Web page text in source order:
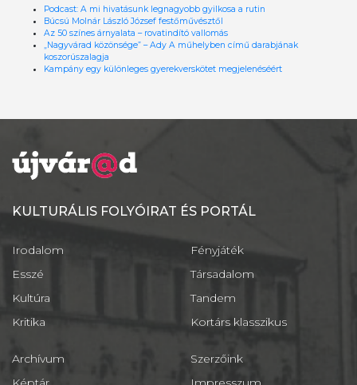
Podcast: A mi hivatásunk legnagyobb gyilkosa a rutin
Búcsú Molnár László József festőművésztől
Az 50 színes árnyalata – rovatindító vallomás
„Nagyvárad közönsége” – Ady A műhelyben című darabjának
koszorúszalagja
Kampány egy különleges gyerekverskötet megjelenéséért
KULTURÁLIS FOLYÓIRAT ÉS PORTÁL
Irodalom
Esszé
Kultúra
Kritika
Fényjáték
Társadalom
Tandem
Kortárs klasszikus
Archívum
Szerzőink